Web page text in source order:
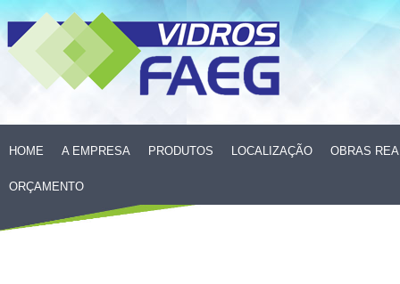
HOME A EMPRESA PRODUTOS LOCALIZAÇÃO OBRAS
ORÇAMENTO